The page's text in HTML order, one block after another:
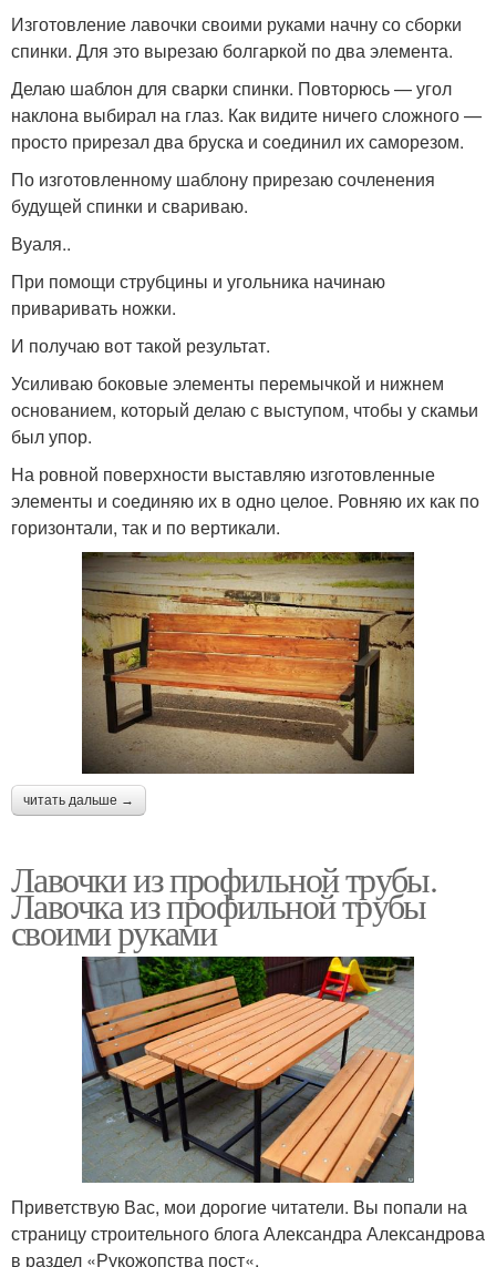
Изготовление лавочки своими руками начну со сборки
спинки. Для это вырезаю болгаркой по два элемента.
Делаю шаблон для сварки спинки. Повторюсь — угол
наклона выбирал на глаз. Как видите ничего сложного —
просто прирезал два бруска и соединил их саморезом.
По изготовленному шаблону прирезаю сочленения
будущей спинки и свариваю.
Вуаля..
При помощи струбцины и угольника начинаю
приваривать ножки.
И получаю вот такой результат.
Усиливаю боковые элементы перемычкой и нижнем
основанием, который делаю с выступом, чтобы у скамьи
был упор.
На ровной поверхности выставляю изготовленные
элементы и соединяю их в одно целое. Ровняю их как по
горизонтали, так и по вертикали.
читать дальше →
Лавочки из профильной трубы.
Лавочка из профильной трубы
своими руками
Приветствую Вас, мои дорогие читатели. Вы попали на
страницу строительного блога Александра Александрова
в раздел «Рукожопства пост«.